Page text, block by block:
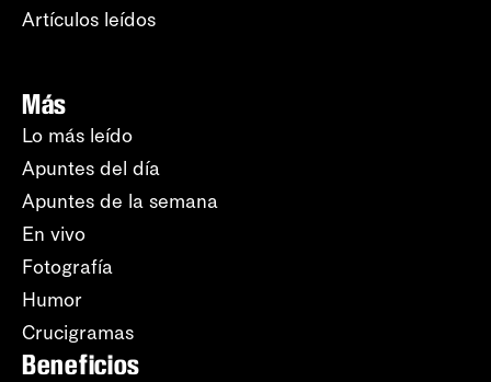
Artículos leídos
Más
Lo más leído
Apuntes del día
Apuntes de la semana
En vivo
Fotografía
Humor
Crucigramas
Beneficios